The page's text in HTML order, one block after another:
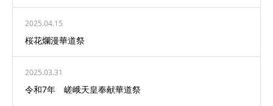
2025.04.15
桜花爛漫華道祭
2025.03.31
令和7年 嵯峨天皇奉献華道祭